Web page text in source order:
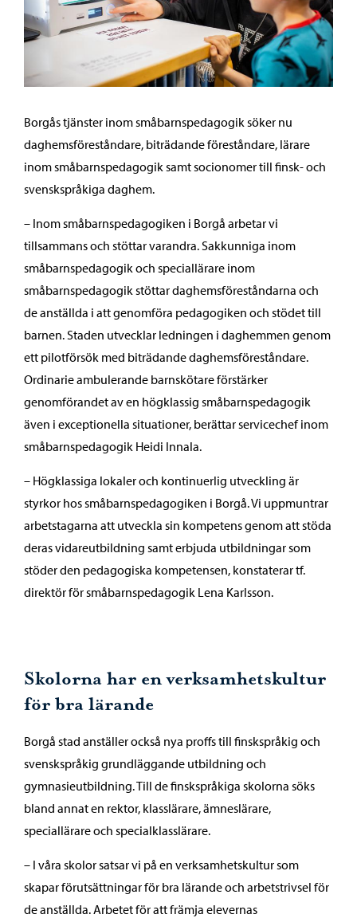
Borgås tjänster inom småbarnspedagogik söker nu
daghemsföreståndare, biträdande föreståndare, lärare
inom småbarnspedagogik samt socionomer till finsk- och
svenskspråkiga daghem.
– Inom småbarnspedagogiken i Borgå arbetar vi
tillsammans och stöttar varandra. Sakkunniga inom
småbarnspedagogik och speciallärare inom
småbarnspedagogik stöttar daghemsföreståndarna och
de anställda i att genomföra pedagogiken och stödet till
barnen. Staden utvecklar ledningen i daghemmen genom
ett pilotförsök med biträdande daghemsföreståndare.
Ordinarie ambulerande barnskötare förstärker
genomförandet av en högklassig småbarnspedagogik
även i exceptionella situationer, berättar servicechef inom
småbarnspedagogik Heidi Innala.
– Högklassiga lokaler och kontinuerlig utveckling är
styrkor hos småbarnspedagogiken i Borgå. Vi uppmuntrar
arbetstagarna att utveckla sin kompetens genom att stöda
deras vidareutbildning samt erbjuda utbildningar som
stöder den pedagogiska kompetensen, konstaterar tf.
direktör för småbarnspedagogik Lena Karlsson.
Skolorna har en verksamhetskultur
för bra lärande
Borgå stad anställer också nya proffs till finskspråkig och
svenskspråkig grundläggande utbildning och
gymnasieutbildning. Till de finskspråkiga skolorna söks
bland annat en rektor, klasslärare, ämneslärare,
speciallärare och specialklasslärare.
– I våra skolor satsar vi på en verksamhetskultur som
skapar förutsättningar för bra lärande och arbetstrivsel för
de anställda. Arbetet för att främja elevernas